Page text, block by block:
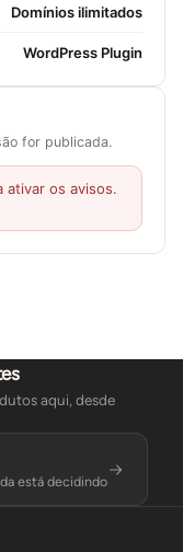
Domínios ilimitados
WordPress Plugin
for publicada.
ativar os avisos.
aqui, desde
está decidindo